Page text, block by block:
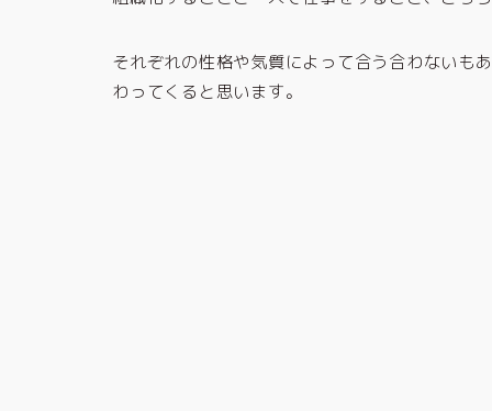
それぞれの性格や気質によって合う合わないも
わってくると思います。